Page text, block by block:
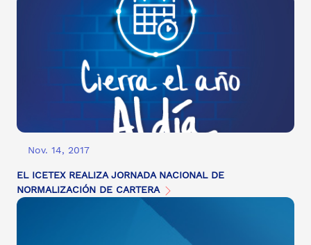
Nov. 14, 2017
EL ICETEX REALIZA JORNADA NACIONAL DE
NORMALIZACIÓN DE CARTERA